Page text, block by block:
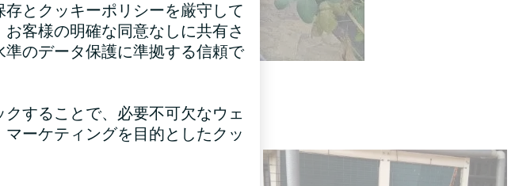
とクッキーポリシーを厳守して
客様の明確な同意なしに共有さ
のデータ保護に準拠する信頼で
することで、必要不可欠なウェ
ーケティングを目的としたクッ